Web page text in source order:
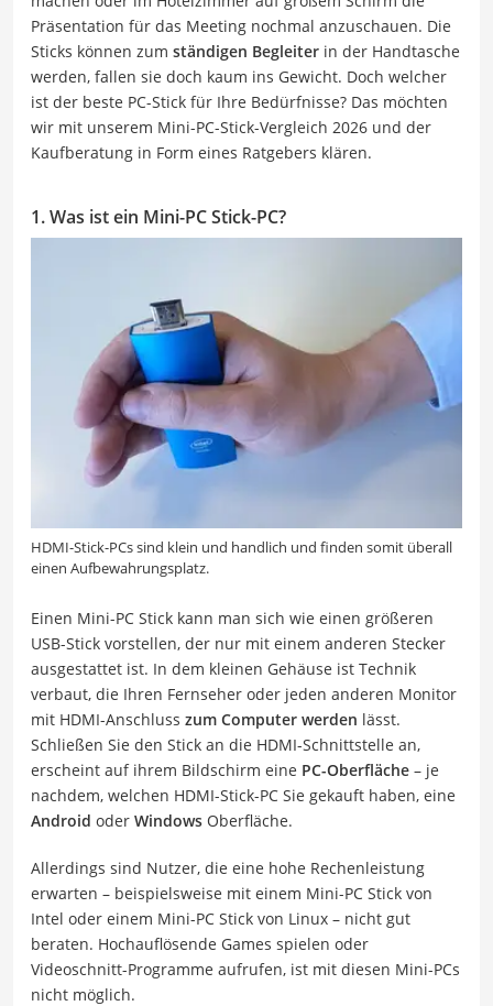
Präsentation für das Meeting nochmal anzuschauen. Die
Sticks können zum ständigen Begleiter in der Handtasche
werden, fallen sie doch kaum ins Gewicht. Doch welcher
ist der beste PC-Stick für Ihre Bedürfnisse? Das möchten
wir mit unserem Mini-PC-Stick-Vergleich 2026 und der
Kaufberatung in Form eines Ratgebers klären.
1. Was ist ein Mini-PC Stick-PC?
HDMI-Stick-PCs sind klein und handlich und finden somit überall
einen Aufbewahrungsplatz.
Einen Mini-PC Stick kann man sich wie einen größeren
USB-Stick vorstellen, der nur mit einem anderen Stecker
ausgestattet ist. In dem kleinen Gehäuse ist Technik
verbaut, die Ihren Fernseher oder jeden anderen Monitor
mit HDMI-Anschluss zum Computer werden lässt.
Schließen Sie den Stick an die HDMI-Schnittstelle an,
erscheint auf ihrem Bildschirm eine PC-Oberfläche – je
nachdem, welchen HDMI-Stick-PC Sie gekauft haben, eine
Android oder Windows Oberfläche.
Allerdings sind Nutzer, die eine hohe Rechenleistung
erwarten – beispielsweise mit einem Mini-PC Stick von
Intel oder einem Mini-PC Stick von Linux – nicht gut
beraten. Hochauflösende Games spielen oder
Videoschnitt-Programme aufrufen, ist mit diesen Mini-PCs
nicht möglich.